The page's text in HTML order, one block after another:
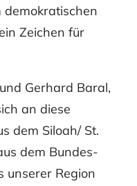
Zeichen für
Gerhard Baral,
an diese
dem Siloah/ St.
dem Bundes-
unserer Region